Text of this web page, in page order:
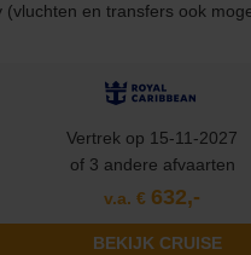
(vluchten en transfers ook
Vertrek op 15-11-2027
of 3 andere afvaarten
v.a. € 632,-
BEKIJK CRUISE